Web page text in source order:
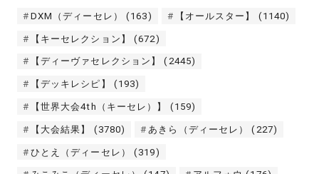
DXM（ディーセレ） (163) 【オールスター】 (1140)
【キーセレクション】 (672)
【ディーヴァセレクション】 (2445)
【デッキレシピ】 (193)
【世界大会4th（キーセレ）】 (159)
【大会結果】 (3780) あきら（ディーセレ） (227)
ひとえ（ディーセレ） (319)